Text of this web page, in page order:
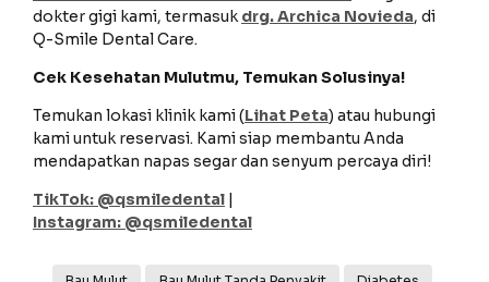
dokter gigi kami, termasukdrg. Archica Novieda, di
Q-Smile Dental Care.
Cek Kesehatan Mulutmu, Temukan Solusinya!
Temukan lokasi klinik kami (Lihat Peta) atau hubungi
kami untuk reservasi. Kami siap membantu Anda
mendapatkan napas segar dan senyum percaya diri!
TikTok: @qsmiledental
Instagram: @qsmiledental